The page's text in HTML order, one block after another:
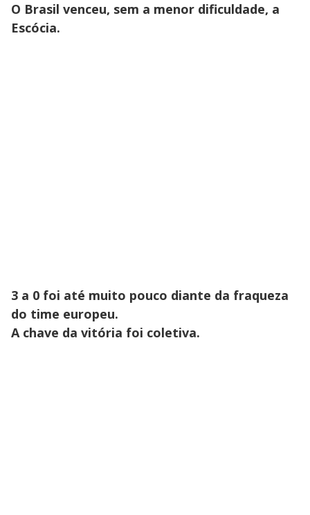
O Brasil venceu, sem a menor dificuldade, a
Escócia.
3 a 0 foi até muito pouco diante da fraqueza
do time europeu.
A chave da vitória foi coletiva.